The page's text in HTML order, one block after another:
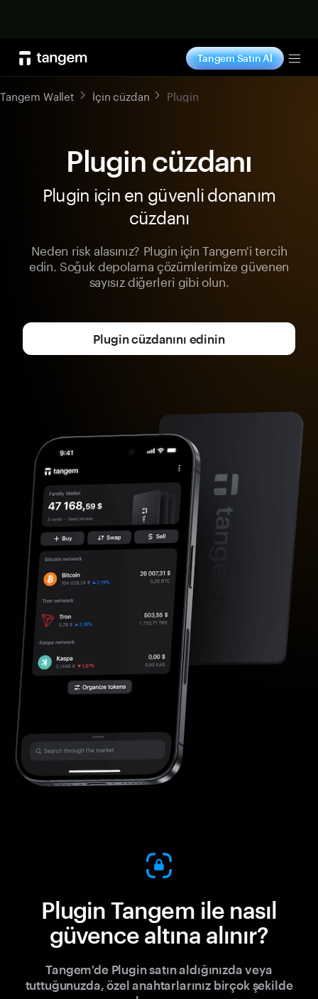
Tangem Satın Al
Tangem Wallet İçin cüzdan Plugin
Plugin cüzdanı
Plugin için en güvenli donanım
cüzdanı
Neden risk alasınız? Plugin için Tangem'i tercih
edin. Soğuk depolama çözümlerimize güvenen
sayısız diğerleri gibi olun.
Plugin cüzdanını edinin
Plugin Tangem ile nasıl
güvence altına alınır?
Tangem'de Plugin satın aldığınızda veya
tuttuğunuzda, özel anahtarlarınız birçok şekilde